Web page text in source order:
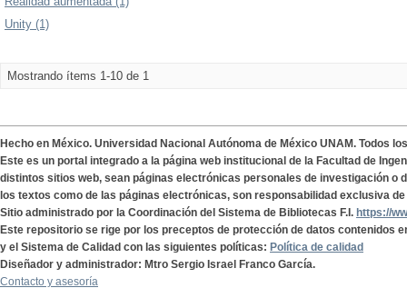
Unity (1)
Mostrando ítems 1-10 de 1
Hecho en México. Universidad Nacional Autónoma de México UNAM. Todos
Este es un portal integrado a la página web institucional de la Facultad de
distintos sitios web, sean páginas electrónicas personales de investigación o
los textos como de las páginas electrónicas, son responsabilidad exclusiva
Sitio administrado por la Coordinación del Sistema de Bibliotecas F.I. https://
Este repositorio se rige por los preceptos de protección de datos contenidos
y el Sistema de Calidad con las siguientes políticas: Política de calidad
Diseñador y administrador: Mtro Sergio Israel Franco García.
Contacto y asesoría